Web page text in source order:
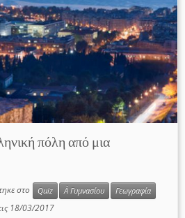
πόλη από μια
στο Quiz Α΄ Γυμνασίου
Γεωγραφία
18/03/2017